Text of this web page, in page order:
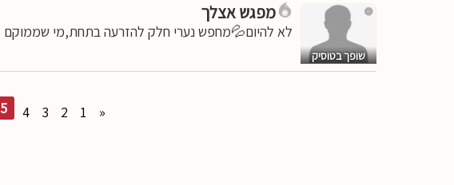
שופך בטוסיק
מפגש אצלך
לא להיום💦מחפש נערי חלק להזרעה בתחת,מי שממוקם
«
1
2
3
4
5